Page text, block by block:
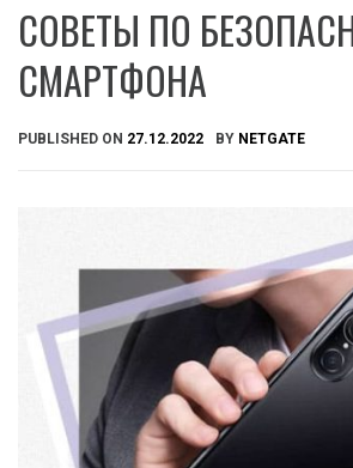
СОВЕТЫ ПО
СМАРТФОНА
PUBLISHED ON 27.12.2022 BY NETGATE